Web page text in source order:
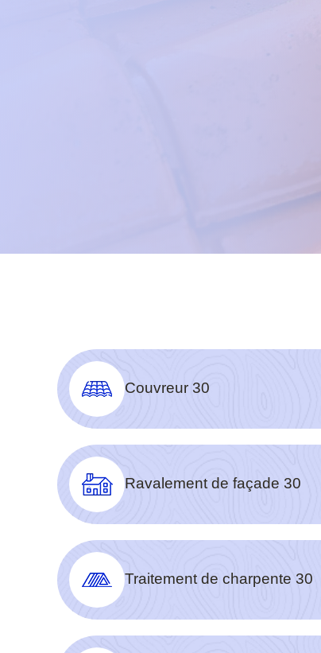
Couvreur 30
Ravalement de façade 30
Traitement de charpente 30